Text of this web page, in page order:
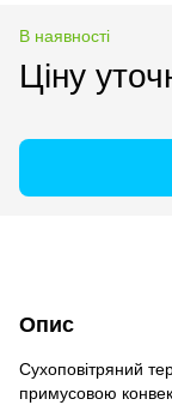
В наявності
Ціну
Опис
Сухоповітряний
примусовою